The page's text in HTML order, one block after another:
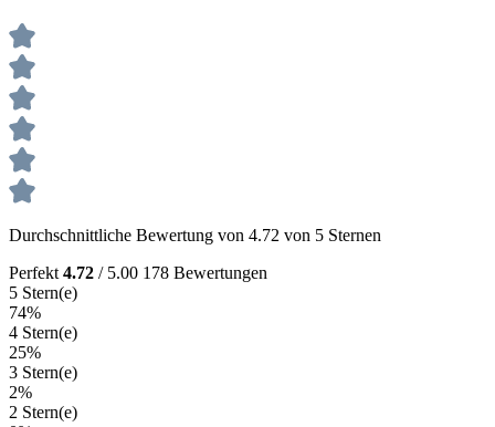
Durchschnittliche Bewertung von 4.72 von 5 Sternen
Perfekt 4.72 / 5.00 178 Bewertungen
5 Stern(e)
74%
4 Stern(e)
25%
3 Stern(e)
2%
2 Stern(e)